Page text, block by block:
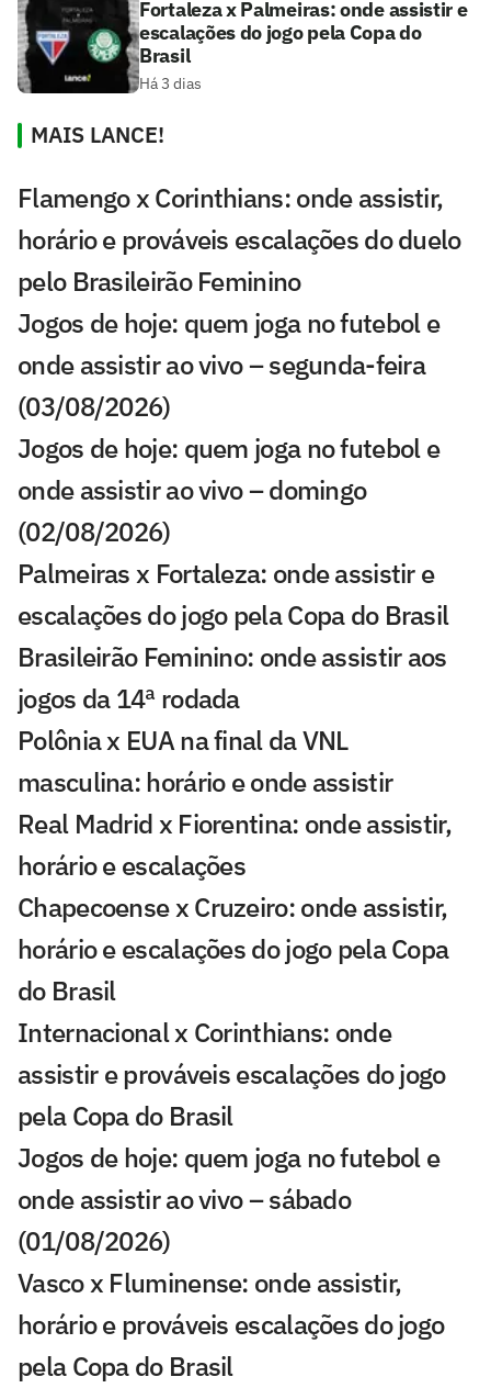
Fortaleza x Palmeiras: onde assistir e
escalações do jogo pela Copa do
Brasil
Há 3 dias
MAIS LANCE!
Flamengo x Corinthians: onde assistir,
horário e prováveis escalações do duelo
pelo Brasileirão Feminino
Jogos de hoje: quem joga no futebol e
onde assistir ao vivo – segunda-feira
(03/08/2026)
Jogos de hoje: quem joga no futebol e
onde assistir ao vivo – domingo
(02/08/2026)
Palmeiras x Fortaleza: onde assistir e
escalações do jogo pela Copa do Brasil
Brasileirão Feminino: onde assistir aos
jogos da 14ª rodada
Polônia x EUA na final da VNL
masculina: horário e onde assistir
Real Madrid x Fiorentina: onde assistir,
horário e escalações
Chapecoense x Cruzeiro: onde assistir,
horário e escalações do jogo pela Copa
do Brasil
Internacional x Corinthians: onde
assistir e prováveis escalações do jogo
pela Copa do Brasil
Jogos de hoje: quem joga no futebol e
onde assistir ao vivo – sábado
(01/08/2026)
Vasco x Fluminense: onde assistir,
horário e prováveis escalações do jogo
pela Copa do Brasil